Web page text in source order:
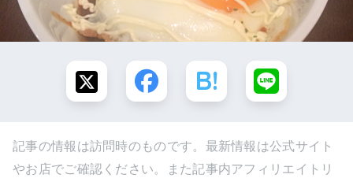
記事の情報は訪問時のものです。最新情報は公式サイト
やお店でご確認ください。また記事内アフィリエイトリ